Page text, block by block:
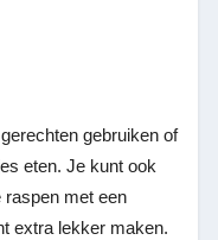
gebruiken of
eten. Je kunt ook
raspen met een
extra lekker maken.